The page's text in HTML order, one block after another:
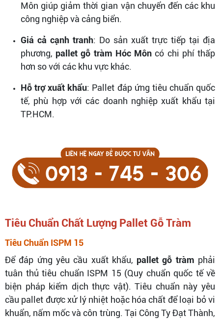
Môn giúp giảm thời gian vận chuyển đến các khu
công nghiệp và cảng biển.
Giá cả cạnh tranh: Do sản xuất trực tiếp tại địa
phương, pallet gỗ tràm Hóc Môn có chi phí thấp
hơn so với các khu vực khác.
Hỗ trợ xuất khẩu: Pallet đáp ứng tiêu chuẩn quốc
tế, phù hợp với các doanh nghiệp xuất khẩu tại
TP.HCM.
Tiêu Chuẩn Chất Lượng Pallet Gỗ Tràm
Tiêu Chuẩn ISPM 15
Để đáp ứng yêu cầu xuất khẩu, pallet gỗ tràm phải
tuân thủ tiêu chuẩn ISPM 15 (Quy chuẩn quốc tế về
biện pháp kiểm dịch thực vật). Tiêu chuẩn này yêu
cầu pallet được xử lý nhiệt hoặc hóa chất để loại bỏ vi
khuẩn, nấm mốc và côn trùng. Tại Công Ty Đạt Thành,